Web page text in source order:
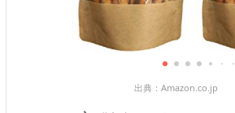
出典： Amazon.co.jp